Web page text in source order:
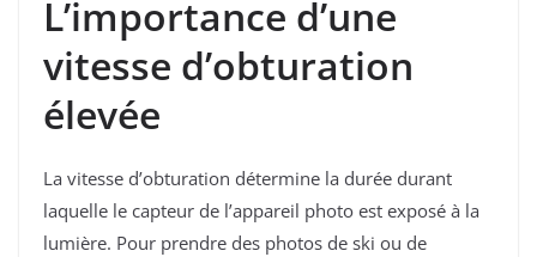
L’importance d’une
vitesse d’obturation
élevée
La vitesse d’obturation détermine la durée durant
laquelle le capteur de l’appareil photo est exposé à la
lumière. Pour prendre des photos de ski ou de